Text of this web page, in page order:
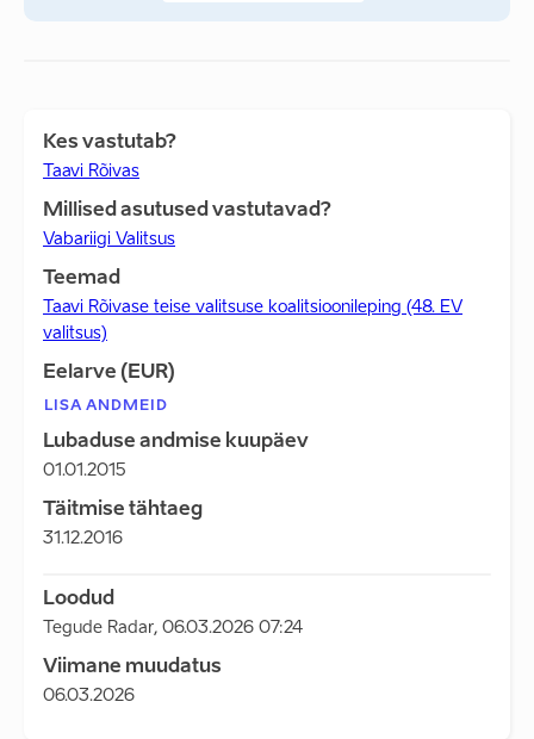
Kes vastutab?
Taavi Rõivas
Millised asutused vastutavad?
Vabariigi Valitsus
Teemad
Taavi Rõivase teise valitsuse koalitsioonileping (48. EV
valitsus)
Eelarve (EUR)
LISA ANDMEID
Lubaduse andmise kuupäev
01.01.2015
Täitmise tähtaeg
31.12.2016
Loodud
Tegude Radar, 06.03.2026 07:24
Viimane muudatus
06.03.2026